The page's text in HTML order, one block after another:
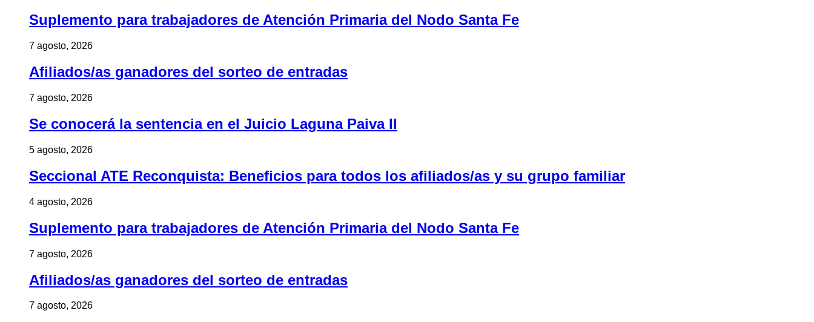
Suplemento para trabajadores de Atención Primaria del Nodo Santa Fe
7 agosto, 2026
Afiliados/as ganadores del sorteo de entradas
7 agosto, 2026
Se conocerá la sentencia en el Juicio Laguna Paiva II
5 agosto, 2026
Seccional ATE Reconquista: Beneficios para todos los afiliados/as y su grupo familiar
4 agosto, 2026
Suplemento para trabajadores de Atención Primaria del Nodo Santa Fe
7 agosto, 2026
Afiliados/as ganadores del sorteo de entradas
7 agosto, 2026